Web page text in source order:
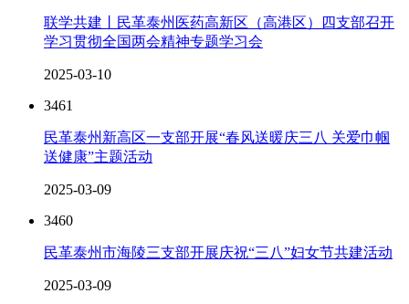
联学共建丨民革泰州医药高新区（高港区）四支部召开
学习贯彻全国两会精神专题学习会
2025-03-10
3461
民革泰州新高区一支部开展“春风送暖庆三八 关爱巾帼
送健康”主题活动
2025-03-09
3460
民革泰州市海陵三支部开展庆祝“三八”妇女节共建活动
2025-03-09